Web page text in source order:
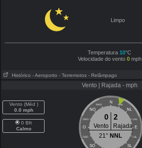
Limpo
Temperatura10°C
Velocidade do vento 0mph
Histórico - Aeroporto - Terremotos - Relâmpago
Vento | Rajada - mph
Vento (Méd )
0.0 mph
0 Bft
Calmo
N
NNO NNL
NO NL
ONO LNL
O E
OSO LSL
SO SL
0 2
Vento
Rajada
21° NNL